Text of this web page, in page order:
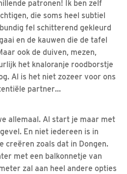
patronen! Ik ben zelf
die soms heel subtiel
fel schitterend gekleurd
en de kauwen die de tafel
ook de duiven, mezen,
het knaloranje roodborstje
Al is het niet zozeer voor ons
partner…
allemaal. Al start je maar met
En niet iedereen is in
creëren zoals dat in Dongen.
met een balkonnetje van
zal aan heel andere opties